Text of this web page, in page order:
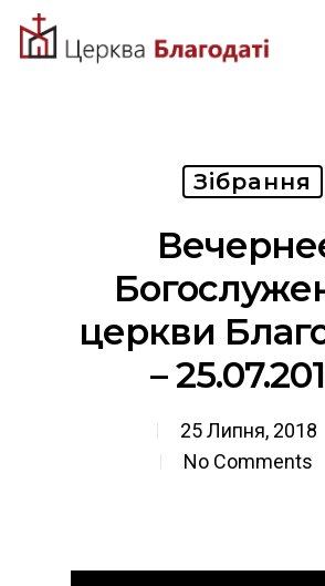
Skip
Зібрання
церкви
–
25 Липня, 2018
No Comments